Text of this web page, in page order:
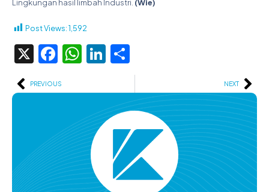
Lingkungan hasil limbah Industri. (Wie)
Post Views:1,592
X Facebook
WhatsApp
LinkedIn
Prev
PREVIOUS NEXT